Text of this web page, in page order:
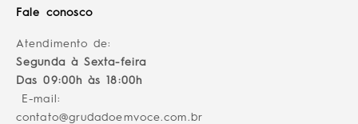
Fale conosco
Atendimento de:
Segunda à Sexta-feira
Das 09:00h às 18:00h
E-mail:
contato@grudadoemvoce.com.br